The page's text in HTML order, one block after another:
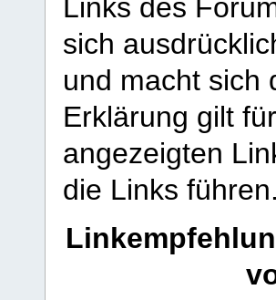
Links des
sich
und macht sich
Erklärung gilt
angezeigten
die Links führen.